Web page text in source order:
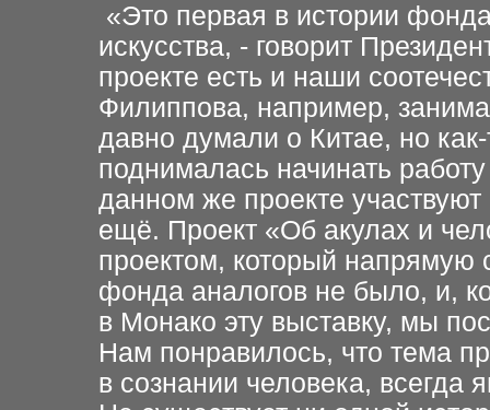
«Это первая в истории
искусства, - говорит
проекте есть и наши
Филиппова, например,
давно думали о Китае, но
поднималась начинать
данном же проекте
ещё. Проект «Об акулах и
проектом, который напрямую
фонда аналогов не было, и,
в Монако эту выставку, мы
Нам понравилось, что тема
в сознании человека, всегда